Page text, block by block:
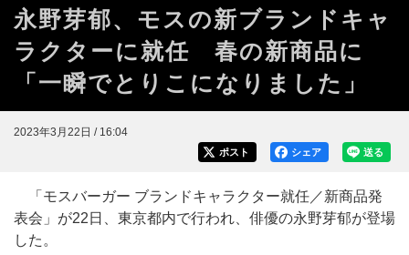
永野芽郁、モスの新ブランドキャ
ラクターに就任 春の新商品に
「一瞬でとりこになりました」
2023年3月22日 / 16:04
送る
シェア
ポスト
「モスバーガー ブランドキャラクター就任／新商品発
表会」が22日、東京都内で行われ、俳優の永野芽郁が登場
した。